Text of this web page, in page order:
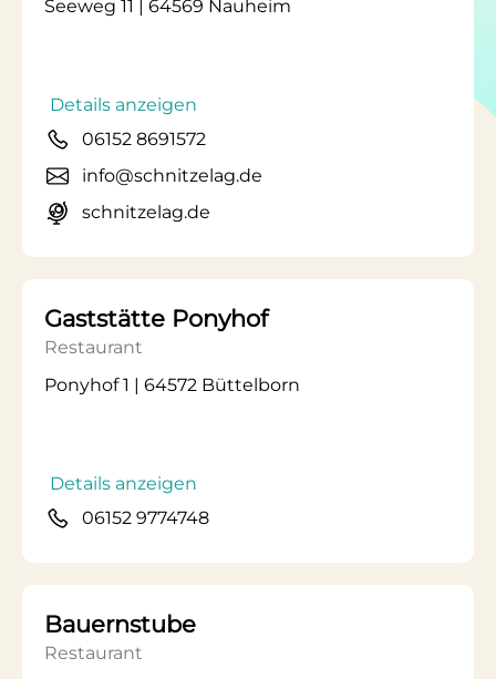
Seeweg 11 | 64569 Nauheim
Details anzeigen
06152 8691572
info@schnitzelag.de
schnitzelag.de
Gaststätte Ponyhof
Restaurant
Ponyhof 1 | 64572 Büttelborn
Details anzeigen
06152 9774748
Bauernstube
Restaurant